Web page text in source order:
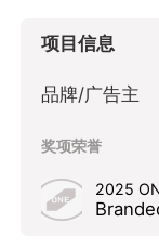
项目信息
品牌/广告主
奖项荣誉
2025